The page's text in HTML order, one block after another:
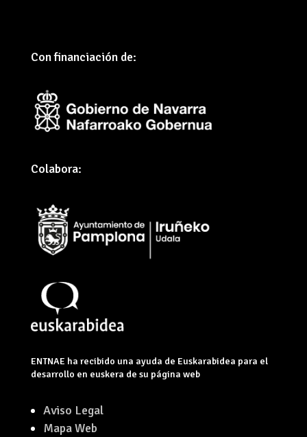
Con financiación de:
Colabora:
ENTNAE ha recibido una ayuda de Euskarabidea para el
desarrollo en euskera de su página web
Aviso Legal
Mapa Web